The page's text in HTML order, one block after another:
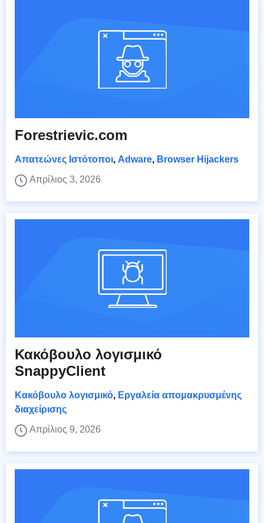
Forestrievic.com
Απατεώνες Ιστότοποι, Adware, Browser Hijackers
Απρίλιος 3, 2026
Κακόβουλο λογισμικό
SnappyClient
Κακόβουλο λογισμικό, Εργαλεία απομακρυσμένης
διαχείρισης
Απρίλιος 9, 2026